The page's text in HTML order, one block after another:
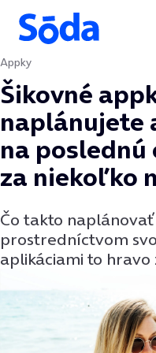
Preskočiť na obsah
Appky
Šikovné
naplánujete
na poslednú
za niekoľko
Čo takto
prostredníctvom
aplikáciami to hravo